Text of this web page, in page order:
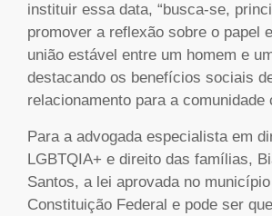
instituir essa data, “busca-se,
promover a reflexão sobre o papel
união estável entre um homem e
destacando os benefícios sociais
relacionamento para a comunidade
Para a advogada especialista em
LGBTQIA+ e direito das famílias,
Santos, a lei aprovada no
Constituição Federal e pode ser